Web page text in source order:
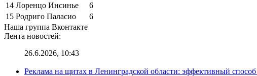
14 Лоренцо Инсинье
6
15 Родриго Паласио
6
Наша группа Вконтакте
Лента новостей:
26.6.2026, 10:43
Реклама на щитах в Ленинградской области: эффективный